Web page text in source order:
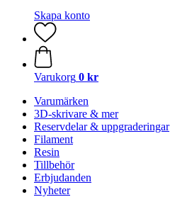
Skapa konto
Varukorg 0 kr
Varumärken
3D-skrivare & mer
Reservdelar & uppgraderingar
Filament
Resin
Tillbehör
Erbjudanden
Nyheter